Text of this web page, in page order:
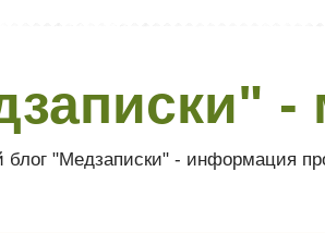
-
"Медзаписки" - информация